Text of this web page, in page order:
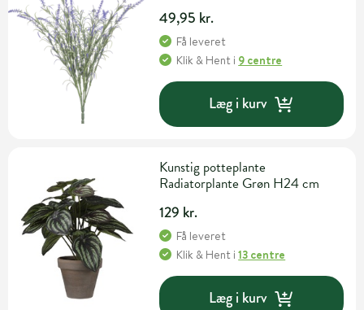
49,95 kr.
Få leveret
Klik & Hent i 9 centre
Læg i kurv
Kunstig potteplante
Radiatorplante Grøn H24 cm
129 kr.
Få leveret
Klik & Hent i13 centre
Læg i kurv